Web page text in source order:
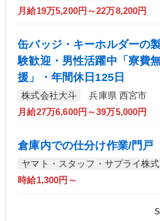
月給19万5,200円～22万8,200円
缶バッジ・キーホルダーの
験歓迎・男性活躍中「寮費
援」・年間休日125日
株式会社大斗
兵庫県 西宮市
月給27万6,600円～39万5,000円
倉庫内での仕分け作業/門戸
ヤマト・スタッフ・サプライ株
時給1,300円～